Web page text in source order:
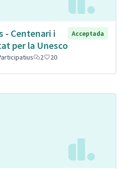
- Centenari i
per la Unesco
Acceptada
2 20